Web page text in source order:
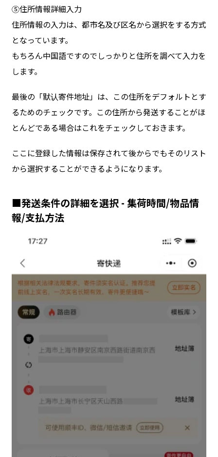
⑤住所情報詳細入力
住所情報の入力は、都市名及び区名から選択をする方式
となっています。
もちろん中国語ですのでしっかりと住所を調べて入力を
します。
最後の「默认寄件地址」は、この住所をデフォルトとす
るためのチェックです。この住所から発送することがほ
とんどである場合はこれをチェックしておきます。
ここに登録した情報は保存されて後からでもそのリスト
から選択することができるようになります。
■発送条件の詳細を選択 - 集荷時間/物品情
報/支払方法